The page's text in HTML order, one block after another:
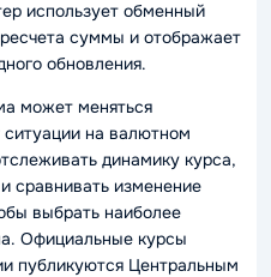
использует обменный
суммы и отображает
обновления.
может меняться
на валютном
динамику курса,
сравнивать изменение
выбрать наиболее
Официальные курсы
публикуются Центральным